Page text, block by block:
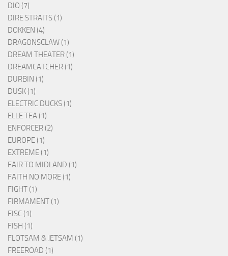
DIO (7)
DIRE STRAITS (1)
DOKKEN (4)
DRAGONSCLAW (1)
DREAM THEATER (1)
DREAMCATCHER (1)
DURBIN (1)
DUSK (1)
ELECTRIC DUCKS (1)
ELLE TEA (1)
ENFORCER (2)
EUROPE (1)
EXTREME (1)
FAIR TO MIDLAND (1)
FAITH NO MORE (1)
FIGHT (1)
FIRMAMENT (1)
FISC (1)
FISH (1)
FLOTSAM & JETSAM (1)
FREEROAD (1)